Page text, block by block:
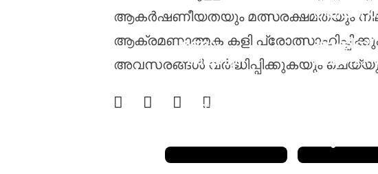
ആകർഷണീയതയും മത്സരക്ഷമതയും
ആക്രമണാത്മക കളി
അവസരങ്ങൾ വർദ്ധിപ്പിക്കുകയും
തുടർച്ചയായ
രണ്ടാം
വർഷവും
അലൻ
മെഡൽ നേടി
തയ്യാറാ
ണെന്ന്
ഷാക്കിബ്
അൽ
2027